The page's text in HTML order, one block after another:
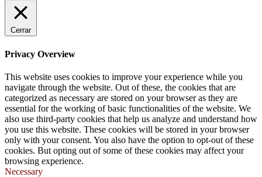
Cerrar
Privacy Overview
This website uses cookies to improve your experience while you
navigate through the website. Out of these, the cookies that are
categorized as necessary are stored on your browser as they are
essential for the working of basic functionalities of the website. We
also use third-party cookies that help us analyze and understand how
you use this website. These cookies will be stored in your browser
only with your consent. You also have the option to opt-out of these
cookies. But opting out of some of these cookies may affect your
browsing experience.
Necessary